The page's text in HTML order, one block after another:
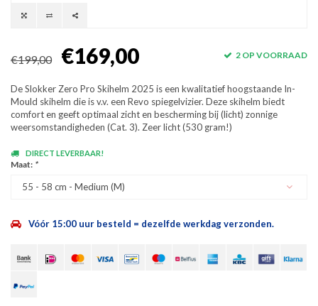
€199,00 €169,00 2 OP VOORRAAD
De Slokker Zero Pro Skihelm 2025 is een kwalitatief hoogstaande In-
Mould skihelm die is v.v. een Revo spiegelvizier. Deze skihelm biedt
comfort en geeft optimaal zicht en bescherming bij (licht) zonnige
weersomstandigheden (Cat. 3). Zeer licht (530 gram!)
DIRECT LEVERBAAR!
Maat: *
55 - 58 cm - Medium (M)
Vóór 15:00 uur besteld = dezelfde werkdag verzonden.